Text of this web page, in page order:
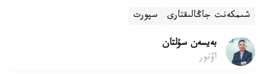
شىمكەنت جاڭالىقتارى سپورت
بەيسەن سۇلتان
اۆتور